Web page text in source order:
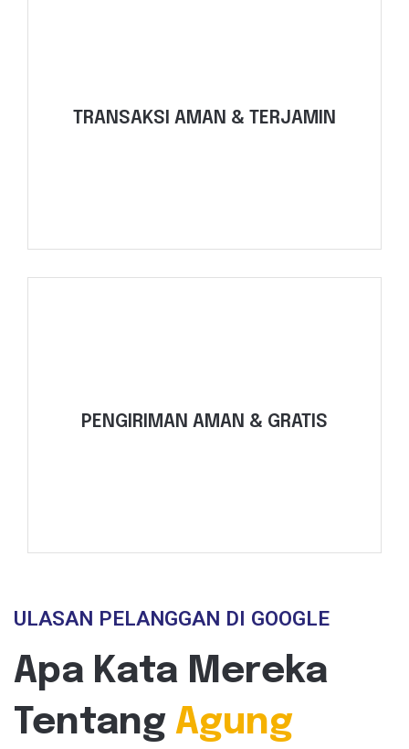
TRANSAKSI AMAN & TERJAMIN
produk kami bergaransi servis.
PENGIRIMAN AMAN & GRATIS
dan Balikpapan.
ULASAN PELANGGAN DI GOOGLE
Apa Kata Mereka
Tentang Agung